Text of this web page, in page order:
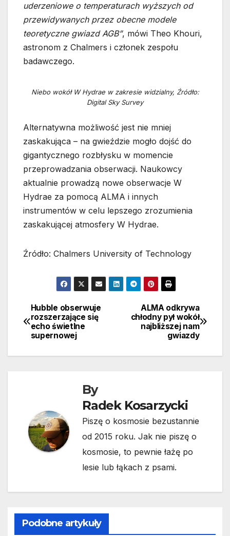
uderzeniowe o temperaturach wyższych od
przewidywanych przez obecne modele
teoretyczne gwiazd AGB”, mówi Theo Khouri,
astronom z Chalmers i członek zespołu
badawczego.
Niebo wokół W Hydrae w zakresie widzialny, Źródło:
Digital Sky Survey
Alternatywna możliwość jest nie mniej
zaskakująca – na gwieździe mogło dojść do
gigantycznego rozbłysku w momencie
przeprowadzania obserwacji. Naukowcy
aktualnie prowadzą nowe obserwacje W
Hydrae za pomocą ALMA i innych
instrumentów w celu lepszego zrozumienia
zaskakującej atmosfery W Hydrae.
Źródło: Chalmers University of Technology
Nawigacja
wpisu
ALMA odkrywa
chłodny pył wokół
najbliższej nam
gwiazdy
Hubble obserwuje
rozszerzające się
echo świetlne
supernowej
By
Radek Kosarzycki
Piszę o kosmosie bezustannie
od 2015 roku. Jak nie piszę o
kosmosie, to pewnie łażę po
lesie lub łąkach z psami.
Podobne artykuły